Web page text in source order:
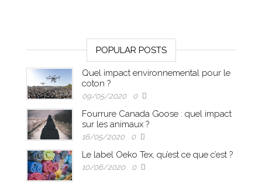
POPULAR POSTS
Quel impact environnemental pour le
coton ?
09/05/2020 0
Fourrure Canada Goose : quel impact
sur les animaux ?
16/05/2020 0
Le label Oeko Tex, qu’est ce que c’est ?
10/06/2020 0